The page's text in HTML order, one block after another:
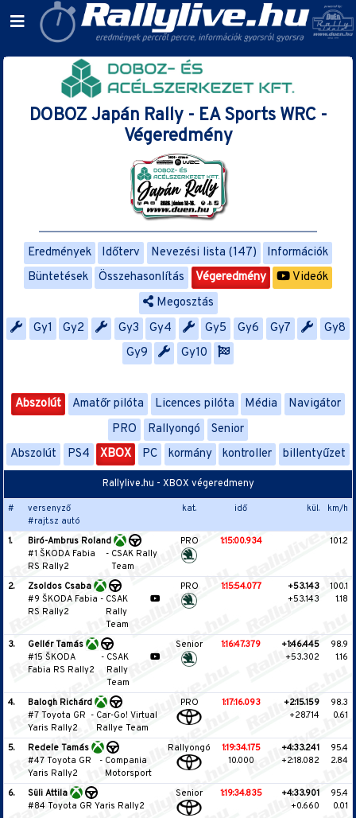
DOBOZ Japán Rally - EA Sports WRC -
Végeredmény
Eredmények Időterv Nevezési lista (147)
Információk
Büntetések
Összehasonlítás Végeredmény
Videók
Megosztás
Gy1
Gy2 Gy3 Gy4 Gy5 Gy6 Gy7
Gy8
Gy9
Gy10
Abszolút Amatőr pilóta Licences pilóta Média
Navigátor
PRO
Rallyongó
Senior
Abszolút
PS4 XBOX PC kormány kontroller billentyűzet
Rallylive.hu - XBOX végeredmeny
#
versenyző
#rajt.sz autó
kat. idő kül. km/h
1.
Biró-Ambrus Roland
#1 ŠKODA Fabia
RS Rally2
- CSAK Rally
Team
PRO 1:15:00.934 101.2
2.
Zsoldos Csaba
#9 ŠKODA Fabia
RS Rally2
- CSAK
Rally
Team
PRO 1:15:54.077
+53.143
+53.143
100.1
1.18
3.
Gellér Tamás
#15 ŠKODA
Fabia RS Rally2
- CSAK
Rally
Team
Senior 1:16:47.379
+1:46.445
+53.302
98.9
1.16
4.
Balogh Richárd
#7 Toyota GR
Yaris Rally2
- Car-Go! Virtual
Rallye Team
PRO 1:17:16.093
+2:15.159
+28.714
98.3
0.61
5.
Redele Tamás
#47 Toyota GR
Yaris Rally2
- Compania
Motorsport
Rallyongó
1:19:34.175
10.000
+4:33.241
+2:18.082
95.4
2.84
6.
Süli Attila
#84 Toyota GR Yaris Rally2
Senior 1:19:34.835
+4:33.901
+0.660
95.4
0.01